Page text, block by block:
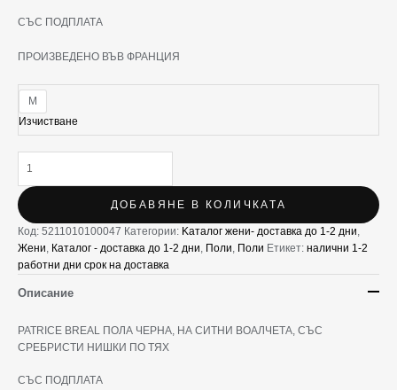
СЪС ПОДПЛАТА
ПРОИЗВЕДЕНО ВЪВ ФРАНЦИЯ
M
Изчистване
ДОБАВЯНЕ В КОЛИЧКАТА
Код: 5211010100047 Категории: Kаталог жени- доставка до 1-2 дни
Жени Каталог - доставка до 1-2 дни Поли Поли Етикет: налични 1-2
работни дни срок на доставка
Описание
PATRICE BREAL ПОЛА ЧЕРНА, НА СИТНИ ВОАЛЧЕТА, СЪС
СРЕБРИСТИ НИШКИ ПО ТЯХ
СЪС ПОДПЛАТА